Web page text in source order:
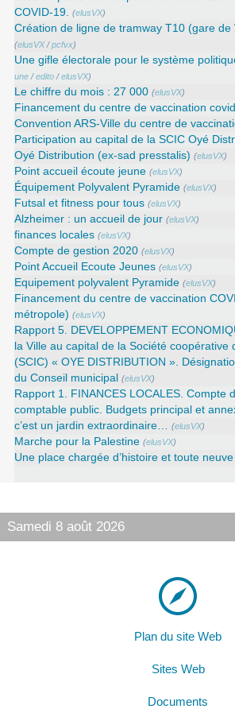
COVID-19. (elusVX)
Création de ligne de tramway T10 (gare de
(elusVX/pcfvx)
Une gifle électorale pour le système
une /edito /elusVX)
Le chiffre du mois : 27 000 (elusVX)
Financement du centre de vaccination
Convention ARS‑Ville du centre de
Participation au capital de la SCIC Oyé
Oyé Distribution (ex-sad presstalis) (elusVX)
Point accueil écoute jeune (elusVX)
Équipement Polyvalent Pyramide (elusVX)
Futsal et fitness pour tous (elusVX)
Alzheimer : un accueil de jour (elusVX)
finances locales (elusVX)
Compte de gestion 2020 (elusVX)
Point Accueil Ecoute Jeunes (elusVX)
Equipement polyvalent Pyramide (elusVX)
Financement du centre de vaccination
métropole) (elusVX)
Rapport 5. DEVELOPPEMENT
la Ville au capital de la Société coopérative
(SCIC) « OYE DISTRIBUTION ».
du Conseil municipal
(elusVX)
Rapport 1. FINANCES LOCALES. Compte
comptable public. Budgets principal et
c’est un jardin extraordinaire… (elusVX)
Marche pour la Palestine (elusVX)
Une place chargée d’histoire et toute neuve
Samedi 8 août 2026
Plan du site Web
Sites Web
Documents